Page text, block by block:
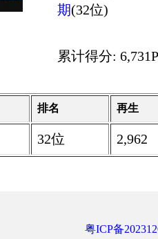
期(32位)
累计得分:
排名 再生
32位 2,962
粤ICP备